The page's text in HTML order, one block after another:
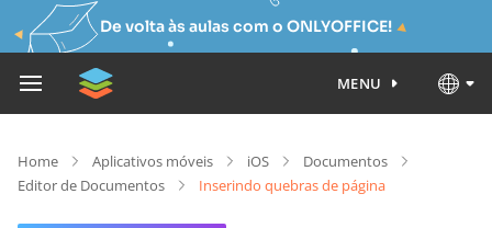
De volta às aulas com o ONLYOFFICE!
MENU
Home Aplicativos móveis iOS
Documentos
Editor de Documentos
Inserindo quebras de página